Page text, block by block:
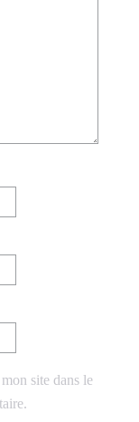
site dans le